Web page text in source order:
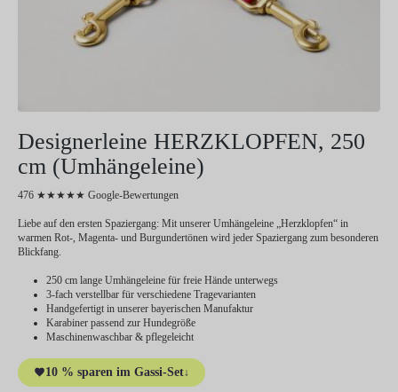
Designerleine HERZKLOPFEN, 250
cm (Umhängeleine)
476 ★★★★★ Google-Bewertungen
Liebe auf den ersten Spaziergang: Mit unserer Umhängeleine „Herzklopfen“ in
warmen Rot-, Magenta- und Burgundertönen wird jeder Spaziergang zum besonderen
Blickfang.
250 cm lange Umhängeleine für freie Hände unterwegs
3-fach verstellbar für verschiedene Tragevarianten
Handgefertigt in unserer bayerischen Manufaktur
Karabiner passend zur Hundegröße
Maschinenwaschbar & pflegeleicht
10 % sparen im Gassi-Set↓